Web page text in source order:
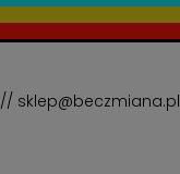
// sklep@beczmiana.pl